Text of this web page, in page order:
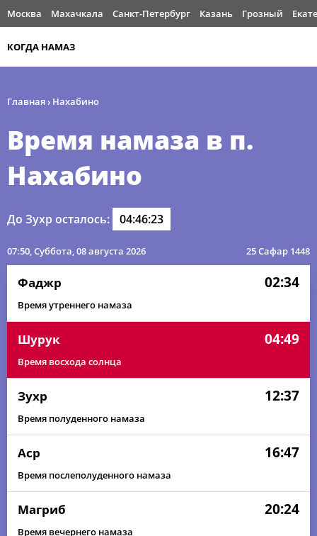
Москва Махачкала Санкт-Петербург Казань Грозный
КОГДА НАМАЗ
Главная› Нахабино
Время намаза в п.
Нахабино
До Зухр осталось: 04:46:23
07:50, Суббота, 08 августа 2026 25 Сафар 1448
Фаджр 02:34
Время утреннего намаза
Шурук 04:49
Время восхода солнца
Зухр 12:37
Время полуденного намаза
Аср 16:47
Время послеполуденного намаза
Магриб 20:24
Время вечернего намаза